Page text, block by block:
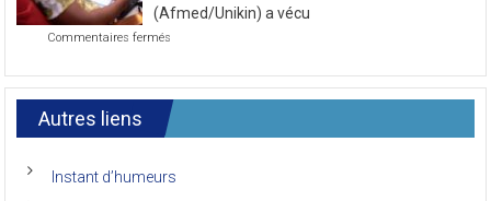
7ème
l’AFMED
(Afmed/Unikin) a vécu
Commentaires fermés
congrès
international
anciens
la
Autres liens
Instant d’humeurs